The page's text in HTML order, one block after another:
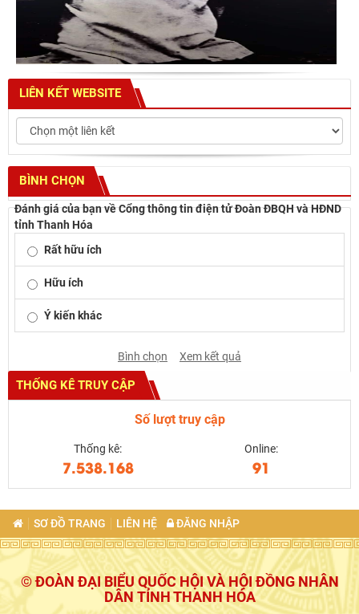
LIÊN KẾT WEBSITE
BÌNH CHỌN
Đánh giá của bạn về Cổng thông tin điện tử Đoàn ĐBQH và HĐND
tỉnh Thanh Hóa
Rất hữu ích
Hữu ích
Ý kiến khác
Bình chọn Xem kết quả
THỐNG KÊ TRUY CẬP
Số lượt truy cập
Thống kê:
7.538.168
Online:
91
SƠ ĐỒ TRANG LIÊN HỆ ĐĂNG NHẬP
© ĐOÀN ĐẠI BIỂU QUỐC HỘI VÀ HỘI ĐỒNG NHÂN
DÂN TỈNH THANH HÓA